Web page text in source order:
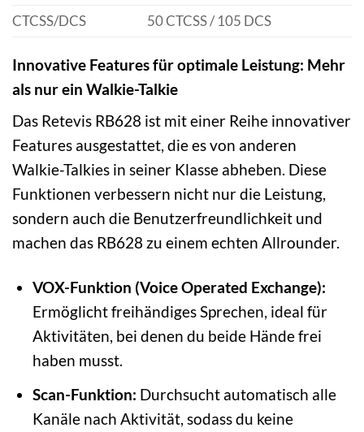
CTCSS/DCS
50 CTCSS / 105 DCS
Innovative Features für optimale Leistung: Mehr
als nur ein Walkie-Talkie
Das Retevis RB628 ist mit einer Reihe innovativer
Features ausgestattet, die es von anderen
Walkie-Talkies in seiner Klasse abheben. Diese
Funktionen verbessern nicht nur die Leistung,
sondern auch die Benutzerfreundlichkeit und
machen das RB628 zu einem echten Allrounder.
VOX-Funktion (Voice Operated Exchange):
Ermöglicht freihändiges Sprechen, ideal für
Aktivitäten, bei denen du beide Hände frei
haben musst.
Scan-Funktion: Durchsucht automatisch alle
Kanäle nach Aktivität, sodass du keine